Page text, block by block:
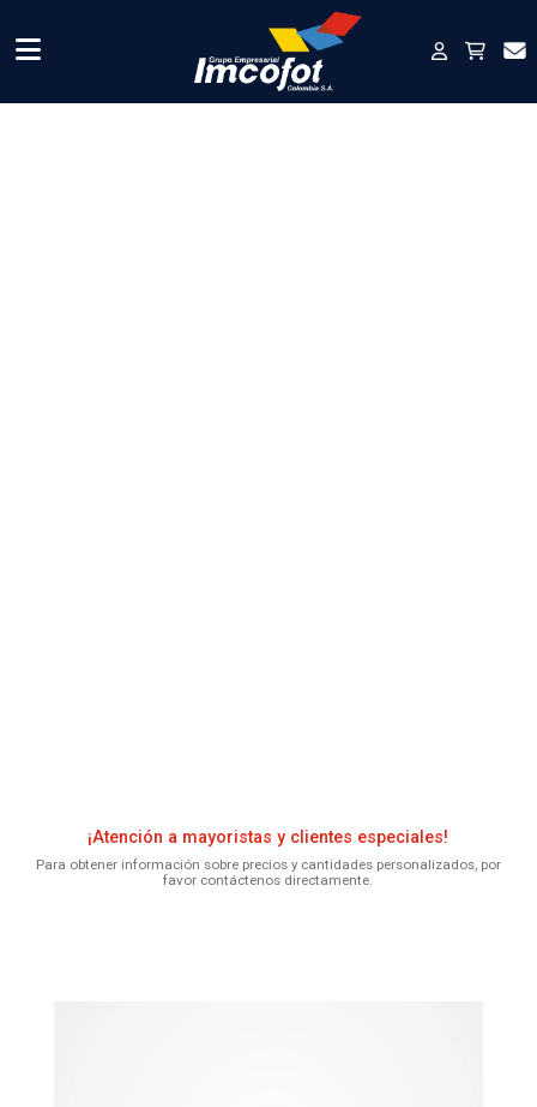
¡Atención a mayoristas y clientes especiales!
Para obtener información sobre precios y cantidades personalizados, por
favor contáctenos directamente.